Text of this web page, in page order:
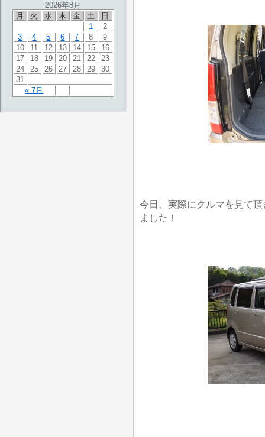
2026年8月
月
火 水 木 金 土 日
« 7月
1
2
3
4 5 6 7 8
9
10
11 12 13 14 15
16
17
18 19 20 21 22
23
24
25 26 27 28 29
30
31
今日、実際にクルマを見て
ました！